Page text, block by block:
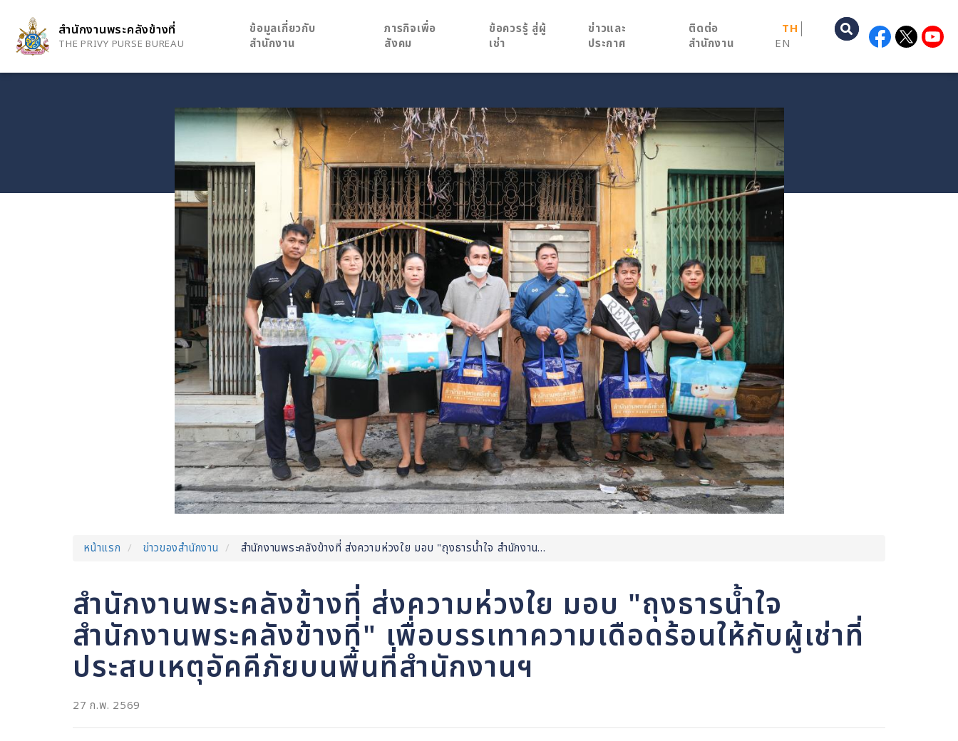
main
content
สำนักงานพระคลังข้างที่
THE PRIVY PURSE BUREAU
ข้อมูลเกี่ยวกับ
สำนักงาน
ภารกิจเพื่อ
สังคม
ข้อควรรู้ สู่ผู้
เช่า
ข่าวและ
ประกาศ
ติดต่อ
สำนักงาน
TH
EN
หน้าแรก ข่าวของสำนักงาน สำนักงานพระคลังข้างที่ ส่งความห่วงใย มอบ "ถุงธารน้ำใจ สำนักงาน...
สำนักงานพระคลังข้างที่ ส่งความห่วงใย มอบ "ถุงธารน้ำใจ
สำนักงานพระคลังข้างที่" เพื่อบรรเทาความเดือดร้อนให้กับผู้เช่าที่
ประสบเหตุอัคคีภัยบนพื้นที่สำนักงานฯ
27 ก.พ. 2569